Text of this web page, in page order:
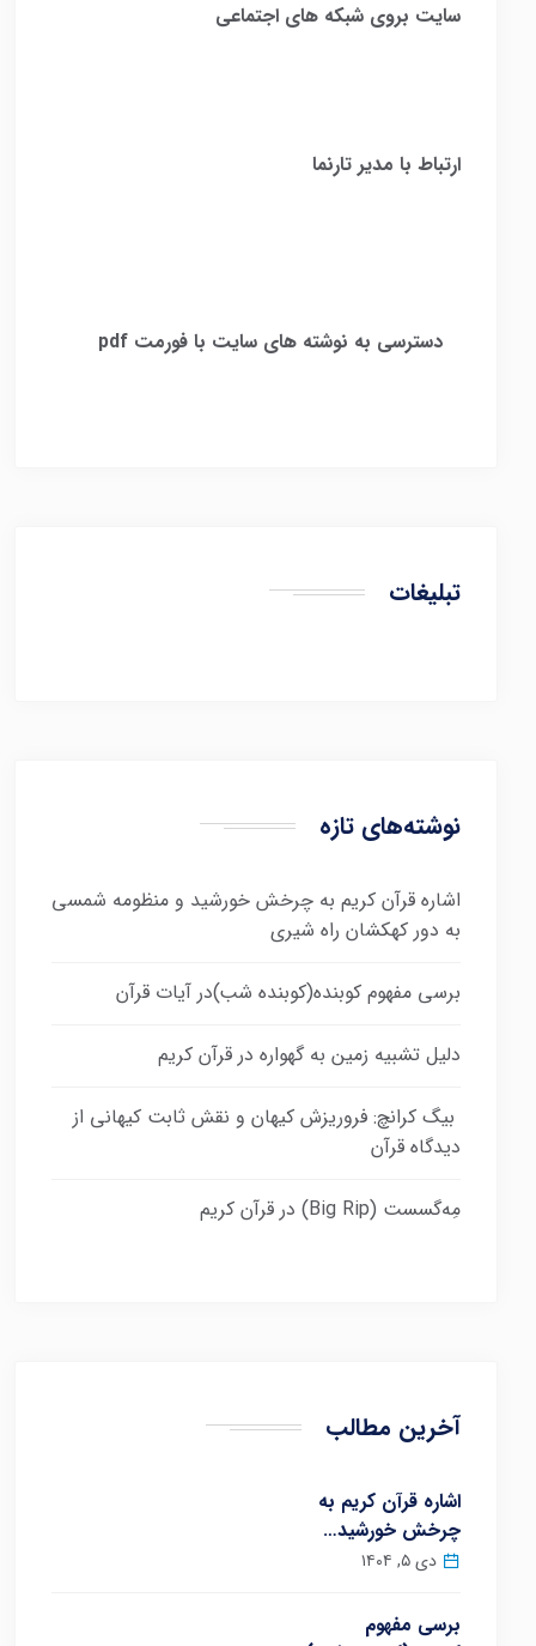
سایت بروی شبکه های اجتماعی
ارتباط با مدیر تارنما
دسترسی به نوشته های سایت با فورمت pdf
تبلیغات
نوشته‌های تازه
اشاره قرآن کریم به چرخش خورشید و منظومه شمسی
به دور کهکشان راه شیری
برسی مفهوم کوبنده(کوبنده شب)در آیات قرآن
دلیل تشبیه زمین به گهواره در قرآن کریم
بیگ کرانچ: فروریزش کیهان و نقش ثابت کیهانی از
دیدگاه قرآن
مِه‌گسست (Big Rip) در قرآن کریم
آخرین مطالب
اشاره قرآن کریم به
چرخش خورشید…
دی ۵, ۱۴۰۴
برسی مفهوم